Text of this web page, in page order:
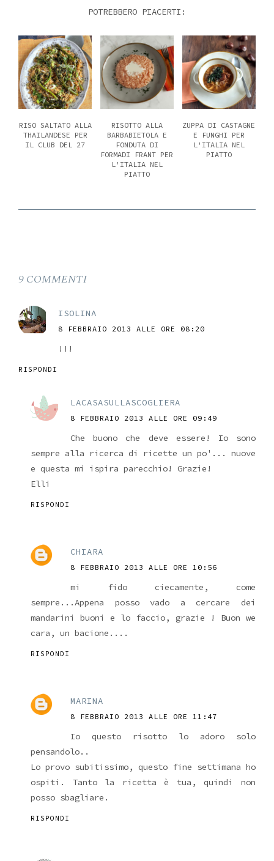
POTREBBERO PIACERTI:
RISO SALTATO ALLA
THAILANDESE PER
IL CLUB DEL 27
RISOTTO ALLA
BARBABIETOLA E
FONDUTA DI
FORMADI FRANT PER
L'ITALIA NEL
PIATTO
ZUPPA DI CASTAGNE
E FUNGHI PER
L'ITALIA NEL
PIATTO
9 COMMENTI
ISOLINA
8 FEBBRAIO 2013 ALLE ORE 08:20
!!!
RISPONDI
LACASASULLASCOGLIERA
8 FEBBRAIO 2013 ALLE ORE 09:49
Che buono che deve essere! Io sono
sempre alla ricerca di ricette un po'... nuove
e questa mi ispira parecchio! Grazie!
Elli
RISPONDI
CHIARA
8 FEBBRAIO 2013 ALLE ORE 10:56
mi fido ciecamente, come
sempre...Appena posso vado a cercare dei
mandarini buoni e lo faccio, grazie ! Buon we
cara, un bacione....
RISPONDI
MARINA
8 FEBBRAIO 2013 ALLE ORE 11:47
Io questo risotto lo adoro solo
pensandolo..
Lo provo subitissimo, questo fine settimana ho
ospiti. Tanto la ricetta è tua, quindi non
posso sbagliare.
RISPONDI